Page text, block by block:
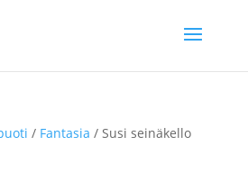
/ Fantasia / Susi seinäkello